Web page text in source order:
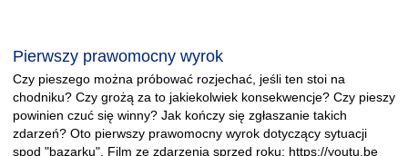
Pierwszy prawomocny wyrok
Czy pieszego można próbować rozjechać, jeśli ten stoi na
chodniku? Czy grożą za to jakiekolwiek konsekwencje? Czy pieszy
powinien czuć się winny? Jak kończy się zgłaszanie takich
zdarzeń? Oto pierwszy prawomocny wyrok dotyczący sytuacji
spod "bazarku". Film ze zdarzenia sprzed roku: https://youtu.be